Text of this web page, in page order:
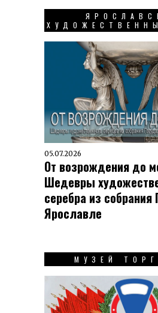
05.07.2026
От возрождения до
Шедевры
серебра из собрания
Ярославле
МУЗЕЙ